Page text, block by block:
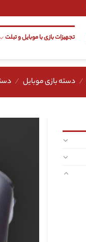
تجهیزات بازی با موبایل و تبلت
/ دسته بازی موبایل /